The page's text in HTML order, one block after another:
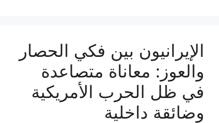
الإيرانيون بين فكي الحصار
والعوز: معاناة متصاعدة
في ظل الحرب الأمريكية
وضائقة داخلية